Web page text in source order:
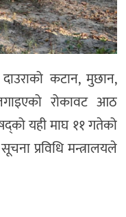
कटान, मुछान,
रोकावट आठ
यही माघ ११ गतेको
प्रविधि मन्त्रालयले